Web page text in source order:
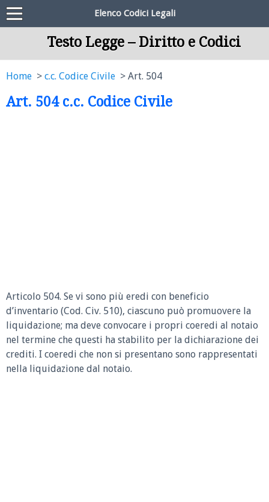
Elenco Codici Legali
Testo Legge – Diritto e Codici
Home c.c. Codice Civile Art. 504
Art. 504 c.c. Codice Civile
Articolo 504. Se vi sono più eredi con beneficio
d’inventario (Cod. Civ. 510), ciascuno può promuovere la
liquidazione; ma deve convocare i propri coeredi al notaio
nel termine che questi ha stabilito per la dichiarazione dei
crediti. I coeredi che non si presentano sono rappresentati
nella liquidazione dal notaio.